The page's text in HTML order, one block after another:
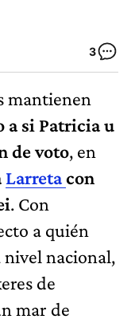
3
mantienen
a si Patricia u
de voto, en
Larretacon
. Con
a quién
nacional,
de
mar de